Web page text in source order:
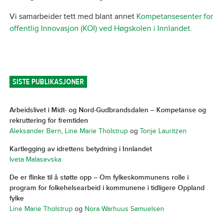
Vi samarbeider tett med blant annet Kompetansesenter for
offentlig Innovasjon (KOI) ved Høgskolen i Innlandet.
SISTE PUBLIKASJONER
Arbeidslivet i Midt- og Nord-Gudbrandsdalen – Kompetanse og
rekruttering for fremtiden
Aleksander Bern, Line Marie Tholstrupog Tonje Lauritzen
Kartlegging av idrettens betydning i Innlandet
Iveta Malasevska
De er flinke til å støtte opp – Om fylkeskommunens rolle i
program for folkehelsearbeid i kommunene i tidligere Oppland
fylke
Line Marie Tholstrupog Nora Warhuus Samuelsen